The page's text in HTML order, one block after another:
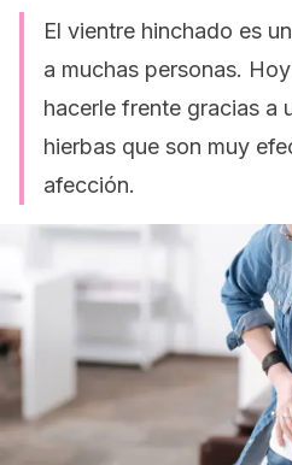
El vientre hinchado es
a muchas personas.
hacerle frente gracias a
hierbas que son muy
afección.